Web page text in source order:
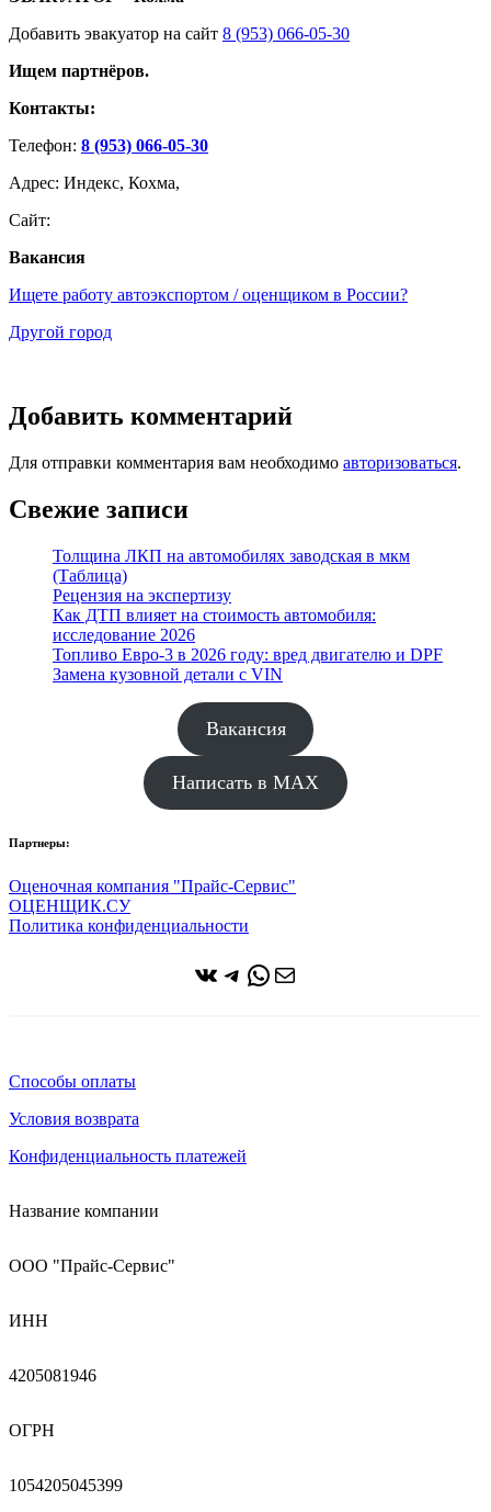
Добавить эвакуатор на сайт 8 (953) 066-05-30
Ищем партнёров.
Контакты:
Телефон: 8 (953) 066-05-30
Адрес: Индекс, Кохма,
Сайт:
Вакансия
Ищете работу автоэкспортом / оценщиком в России?
Другой город
Добавить комментарий
Для отправки комментария вам необходимо авторизоваться.
Свежие записи
Толщина ЛКП на автомобилях заводская в мкм
(Таблица)
Рецензия на экспертизу
Как ДТП влияет на стоимость автомобиля:
исследование 2026
Топливо Евро-3 в 2026 году: вред двигателю и DPF
Замена кузовной детали с VIN
Вакансия
Написать в MAX
Партнеры:
Оценочная компания "Прайс-Сервис"
ОЦЕНЩИК.СУ
Политика конфиденциальности
ВКонтакте
Telegram
WhatsApp
Почта
Способы оплаты
Условия возврата
Конфиденциальность платежей
Название компании
ООО "Прайс-Сервис"
ИНН
4205081946
ОГРН
1054205045399